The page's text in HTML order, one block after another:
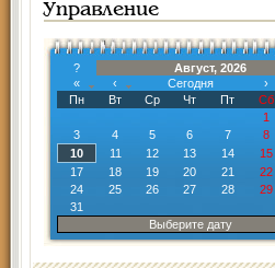
Управление
?
Август, 2026
«
‹ Сегодня ›
Пн
Вт Ср Чт Пт Сб
1
3
4 5 6 7 8
10
11 12 13 14 15
17
18 19 20 21 22
24
25 26 27 28 29
31
Выберите дату